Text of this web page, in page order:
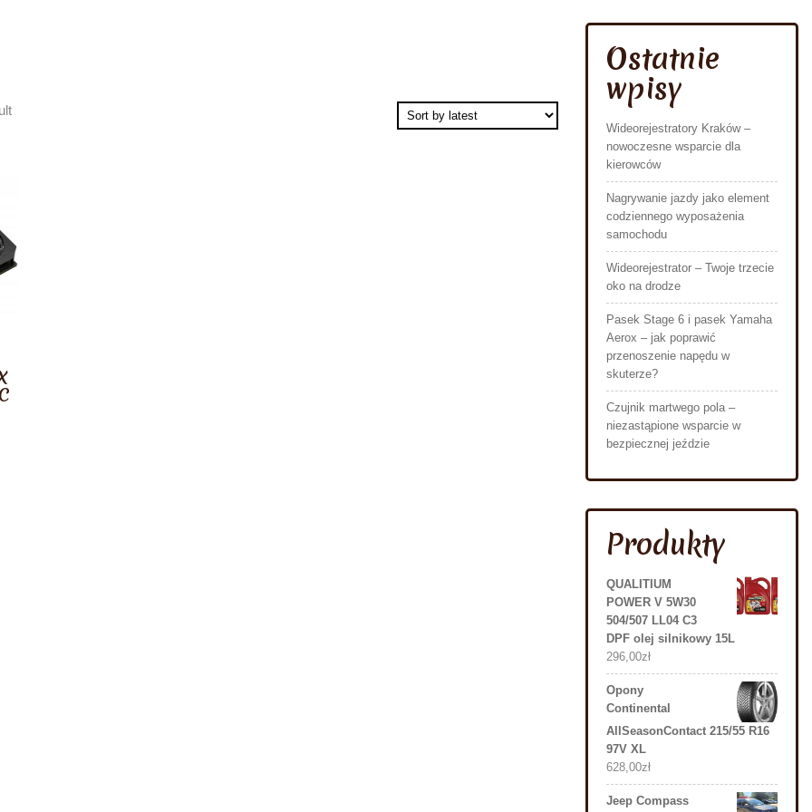
Ostatnie
wpisy
Wideorejestratory Kraków –
nowoczesne wsparcie dla
kierowców
Nagrywanie jazdy jako element
codziennego wyposażenia
samochodu
Wideorejestrator – Twoje trzecie
oko na drodze
Pasek Stage 6 i pasek Yamaha
Aerox – jak poprawić
przenoszenie napędu w
skuterze?
Czujnik martwego pola –
niezastąpione wsparcie w
bezpiecznej jeździe
Produkty
QUALITIUM
POWER V 5W30
504/507 LL04 C3
DPF olej silnikowy 15L
296,00zł
Opony
Continental
AllSeasonContact 215/55 R16
97V XL
628,00zł
Jeep Compass